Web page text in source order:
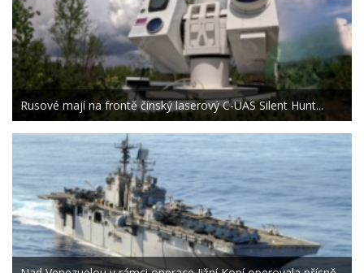
Rusové mají na frontě čínský laserový C-UAS Silent Hunt...